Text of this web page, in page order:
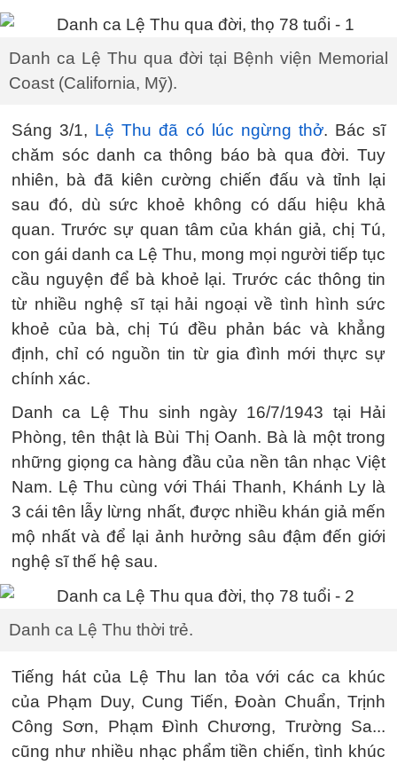
Danh ca Lệ Thu qua đời tại Bệnh viện Memorial
Coast (California, Mỹ).
Sáng 3/1, Lệ Thu đã có lúc ngừng thở. Bác sĩ
chăm sóc danh ca thông báo bà qua đời. Tuy
nhiên, bà đã kiên cường chiến đấu và tỉnh lại
sau đó, dù sức khoẻ không có dấu hiệu khả
quan. Trước sự quan tâm của khán giả, chị Tú,
con gái danh ca Lệ Thu, mong mọi người tiếp tục
cầu nguyện để bà khoẻ lại. Trước các thông tin
từ nhiều nghệ sĩ tại hải ngoại về tình hình sức
khoẻ của bà, chị Tú đều phản bác và khẳng
định, chỉ có nguồn tin từ gia đình mới thực sự
chính xác.
Danh ca Lệ Thu sinh ngày 16/7/1943 tại Hải
Phòng, tên thật là Bùi Thị Oanh. Bà là một trong
những giọng ca hàng đầu của nền tân nhạc Việt
Nam. Lệ Thu cùng với Thái Thanh, Khánh Ly là
3 cái tên lẫy lừng nhất, được nhiều khán giả mến
mộ nhất và để lại ảnh hưởng sâu đậm đến giới
nghệ sĩ thế hệ sau.
Danh ca Lệ Thu thời trẻ.
Tiếng hát của Lệ Thu lan tỏa với các ca khúc
của Phạm Duy, Cung Tiến, Đoàn Chuẩn, Trịnh
Công Sơn, Phạm Đình Chương, Trường Sa...
cũng như nhiều nhạc phẩm tiền chiến, tình khúc